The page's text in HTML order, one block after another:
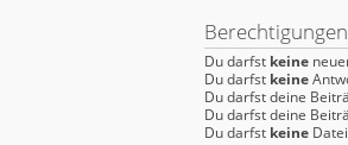
Du darfst keine
Du darfst keine
Du darfst deine
Du darfst deine
Du darfst keine